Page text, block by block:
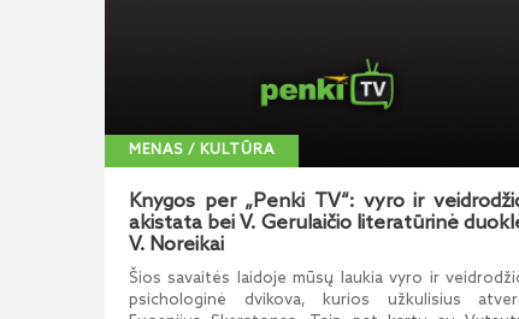
MENAS / KULTŪRA
Knygos per „Penki TV“: vyro ir
akistata bei V. Gerulaičio literatūrinė
V. Noreikai
Šios savaitės laidoje mūsų laukia vyro ir
psichologinė dvikova, kurios užkulisius